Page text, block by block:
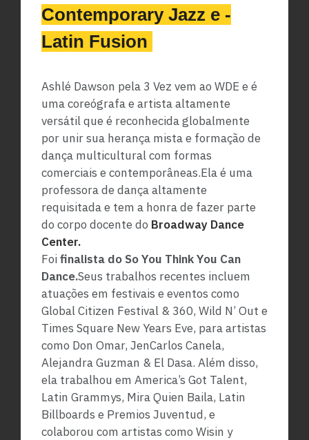
Contemporary Jazz e -
Latin Fusion
Ashlé Dawson pela 3 Vez vem ao WDE e é
uma coreógrafa e artista altamente
versátil que é reconhecida globalmente
por unir sua herança mista e formação de
dança multicultural com formas
comerciais e contemporâneas.Ela é uma
professora de dança altamente
requisitada e tem a honra de fazer parte
do corpo docente do Broadway Dance
Center.
Foifinalista do So You Think You Can
Dance.Seus trabalhos recentes incluem
atuações em festivais e eventos como
Global Citizen Festival & 360, Wild N’ Out e
Times Square New Years Eve, para artistas
como Don Omar, JenCarlos Canela,
Alejandra Guzman & El Dasa. Além disso,
ela trabalhou em America’s Got Talent,
Latin Grammys, Mira Quien Baila, Latin
Billboards e Premios Juventud, e
colaborou com artistas como Wisin y